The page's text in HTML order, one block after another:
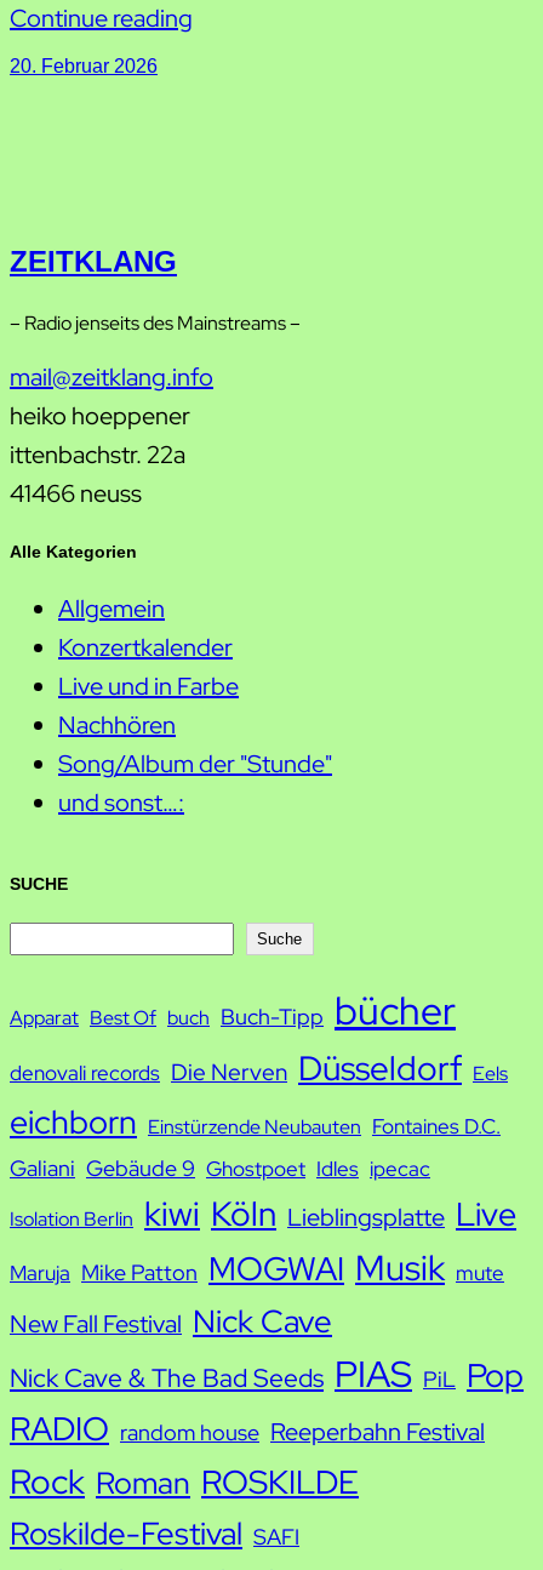
Continue reading
20. Februar 2026
ZEITKLANG
– Radio jenseits des Mainstreams –
mail@zeitklang.info
heiko hoeppener
ittenbachstr. 22a
41466 neuss
Alle Kategorien
Allgemein
Konzertkalender
Live und in Farbe
Nachhören
Song/Album der "Stunde"
und sonst…:
SUCHE
c
Suche
Apparat Best Of buch Buch-Tipp bücher
denovali records Die Nerven Düsseldorf Eels
eichborn Einstürzende Neubauten Fontaines D.C.
Galiani Gebäude 9 Ghostpoet Idles ipecac
Isolation Berlin kiwi Köln Lieblingsplatte Live
Maruja Mike Patton MOGWAI Musik mute
New Fall Festival Nick Cave
Nick Cave & The Bad Seeds PIAS PiL Pop
RADIO random house Reeperbahn Festival
Rock Roman ROSKILDE
Roskilde-Festival SAFI